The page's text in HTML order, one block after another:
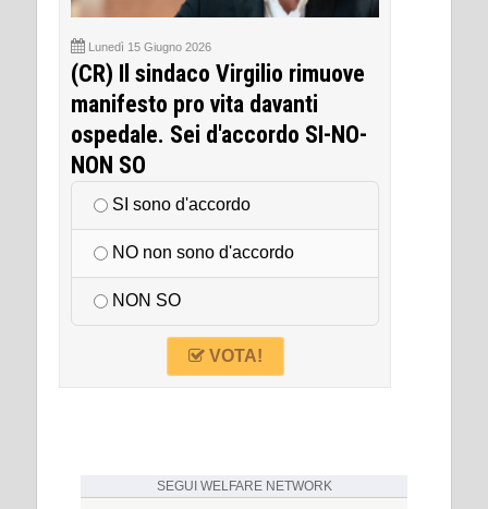
Lunedì 15 Giugno 2026
(CR) Il sindaco Virgilio rimuove
manifesto pro vita davanti
ospedale. Sei d'accordo SI-NO-
NON SO
SI sono d'accordo
NO non sono d'accordo
NON SO
VOTA!
SEGUI WELFARE NETWORK